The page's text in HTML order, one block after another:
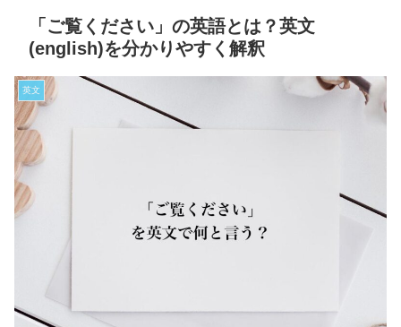
「ご覧ください」の英語とは？英文
(english)を分かりやすく解釈
英文